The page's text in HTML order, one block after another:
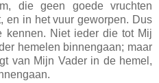
die geen goede vruchten
en in het vuur geworpen. Dus
kennen. Niet ieder die tot Mij
hemelen binnengaan; maar
van Mijn Vader in de hemel,